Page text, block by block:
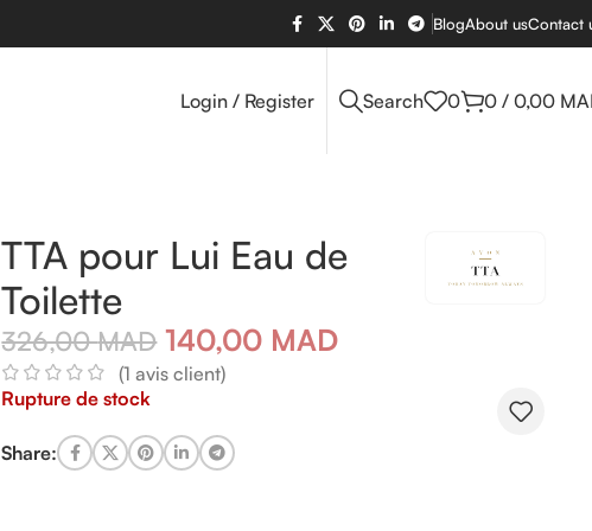
BlogAbout usContact
Login / Register Search 0 0 / 0,00
TTA pour Lui Eau de
Toilette
326,00MAD 140,00 MAD
(1 avis client)
Rupture de stock
Share: